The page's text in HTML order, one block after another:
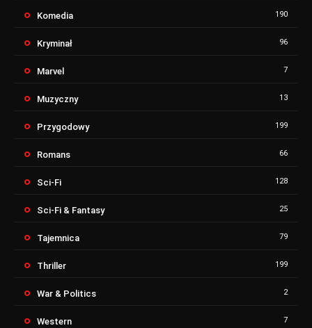
Komedia 190
Kryminał 96
Marvel 7
Muzyczny 13
Przygodowy 199
Romans 66
Sci-Fi 128
Sci-Fi & Fantasy 25
Tajemnica 79
Thriller 199
War & Politics 2
Western 7